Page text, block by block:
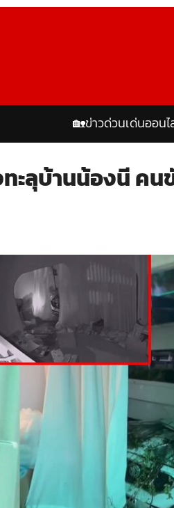
🏡ข่าวด่วนเด่นออน
ะลุบ้านน้องนี ค